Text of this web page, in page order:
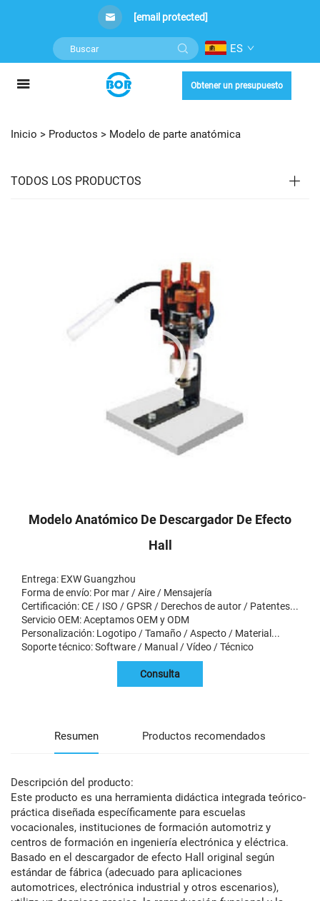
[email protected]
ES
Obtener un presupuesto
Inicio > Productos > Modelo de parte anatómica
TODOS LOS PRODUCTOS
Modelo Anatómico De Descargador De Efecto
Hall
Entrega: EXW Guangzhou
Forma de envío: Por mar / Aire / Mensajería
Certificación: CE / ISO / GPSR / Derechos de autor / Patentes...
Servicio OEM: Aceptamos OEM y ODM
Personalización: Logotipo / Tamaño / Aspecto / Material...
Soporte técnico: Software / Manual / Vídeo / Técnico
Consulta
Resumen Productos recomendados
Descripción del producto:
Este producto es una herramienta didáctica integrada teórico-
práctica diseñada específicamente para escuelas
vocacionales, instituciones de formación automotriz y
centros de formación en ingeniería electrónica y eléctrica.
Basado en el descargador de efecto Hall original según
estándar de fábrica (adecuado para aplicaciones
automotrices, electrónica industrial y otros escenarios),